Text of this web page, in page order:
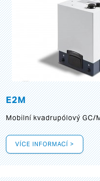
E2M
Mobilní kvadrupólový GC/
VÍCE INFORMACÍ >